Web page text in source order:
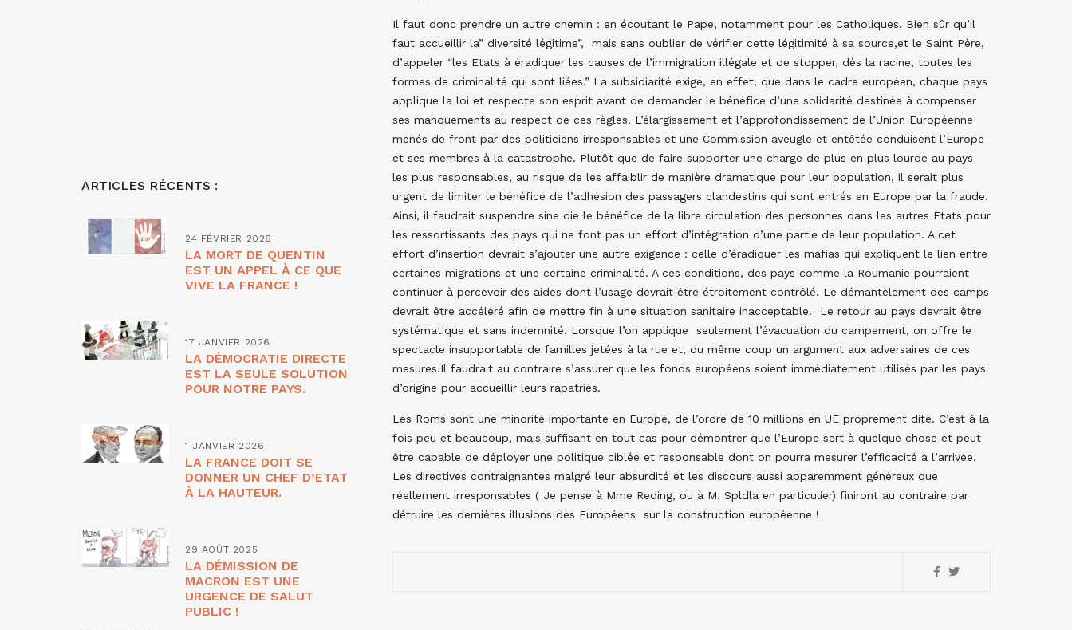
Il faut donc prendre un autre chemin : en écoutant le Pape, notamment pour les Catholiques. Bien sûr qu’il
faut accueillir la” diversité légitime”, mais sans oublier de vérifier cette légitimité à sa source,et le Saint Père,
d’appeler “les Etats à éradiquer les causes de l’immigration illégale et de stopper, dès la racine, toutes les
formes de criminalité qui sont liées.” La subsidiarité exige, en effet, que dans le cadre européen, chaque pays
applique la loi et respecte son esprit avant de demander le bénéfice d’une solidarité destinée à compenser
ses manquements au respect de ces règles. L’élargissement et l’approfondissement de l’Union Européenne
menés de front par des politiciens irresponsables et une Commission aveugle et entêtée conduisent l’Europe
et ses membres à la catastrophe. Plutôt que de faire supporter une charge de plus en plus lourde au pays
les plus responsables, au risque de les affaiblir de manière dramatique pour leur population, il serait plus
urgent de limiter le bénéfice de l’adhésion des passagers clandestins qui sont entrés en Europe par la fraude.
Ainsi, il faudrait suspendre sine die le bénéfice de la libre circulation des personnes dans les autres Etats pour
les ressortissants des pays qui ne font pas un effort d’intégration d’une partie de leur population. A cet
effort d’insertion devrait s’ajouter une autre exigence : celle d’éradiquer les mafias qui expliquent le lien entre
certaines migrations et une certaine criminalité. A ces conditions, des pays comme la Roumanie pourraient
continuer à percevoir des aides dont l’usage devrait être étroitement contrôlé. Le démantèlement des camps
devrait être accéléré afin de mettre fin à une situation sanitaire inacceptable. Le retour au pays devrait être
systématique et sans indemnité. Lorsque l’on applique seulement l’évacuation du campement, on offre le
spectacle insupportable de familles jetées à la rue et, du même coup un argument aux adversaires de ces
mesures.Il faudrait au contraire s’assurer que les fonds européens soient immédiatement utilisés par les pays
d’origine pour accueillir leurs rapatriés.
Les Roms sont une minorité importante en Europe, de l’ordre de 10 millions en UE proprement dite. C’est à la
fois peu et beaucoup, mais suffisant en tout cas pour démontrer que l’Europe sert à quelque chose et peut
être capable de déployer une politique ciblée et responsable dont on pourra mesurer l’efficacité à l’arrivée.
Les directives contraignantes malgré leur absurdité et les discours aussi apparemment généreux que
réellement irresponsables ( Je pense à Mme Reding, ou à M. Spldla en particulier) finiront au contraire par
détruire les dernières illusions des Européens sur la construction européenne !
ARTICLES RÉCENTS :
24 FÉVRIER 2026
LA MORT DE QUENTIN
EST UN APPEL À CE QUE
VIVE LA FRANCE !
17 JANVIER 2026
LA DÉMOCRATIE DIRECTE
EST LA SEULE SOLUTION
POUR NOTRE PAYS.
1 JANVIER 2026
LA FRANCE DOIT SE
DONNER UN CHEF D’ETAT
À LA HAUTEUR.
29 AOÛT 2025
LA DÉMISSION DE
MACRON EST UNE
URGENCE DE SALUT
PUBLIC !